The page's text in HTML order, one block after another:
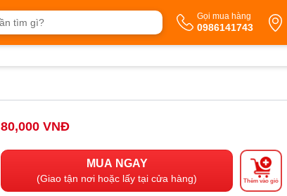
Gọi mua hàng
0986141743
80,000 VNĐ
MUA NGAY
(Giao tận nơi hoặc lấy tại cửa hàng) Thêm vào giỏ